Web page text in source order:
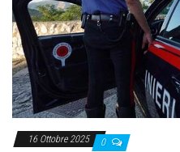
16 Ottobre 2025 0